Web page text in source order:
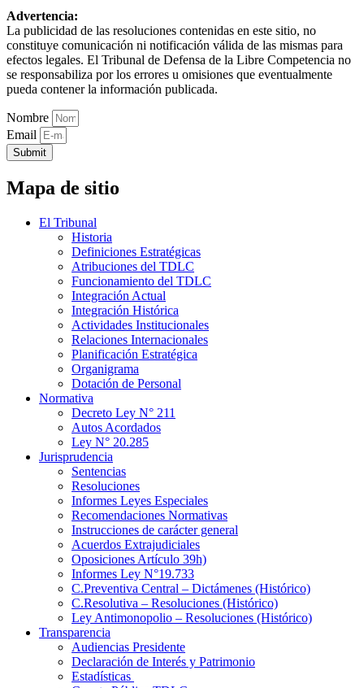
Advertencia:
La publicidad de las resoluciones contenidas en este sitio, no
constituye comunicación ni notificación válida de las mismas para
efectos legales. El Tribunal de Defensa de la Libre Competencia no
se responsabiliza por los errores u omisiones que eventualmente
pueda contener la información publicada.
Nombre
Email
Submit
Mapa de sitio
El Tribunal
Historia
Definiciones Estratégicas
Atribuciones del TDLC
Funcionamiento del TDLC
Integración Actual
Integración Histórica
Actividades Institucionales
Relaciones Internacionales
Planificación Estratégica
Organigrama
Dotación de Personal
Normativa
Decreto Ley N° 211
Autos Acordados
Ley N° 20.285
Jurisprudencia
Sentencias
Resoluciones
Informes Leyes Especiales
Recomendaciones Normativas
Instrucciones de carácter general
Acuerdos Extrajudiciales
Oposiciones Artículo 39h)
Informes Ley N°19.733
C.Preventiva Central – Dictámenes (Histórico)
C.Resolutiva – Resoluciones (Histórico)
Ley Antimonopolio – Resoluciones (Histórico)
Transparencia
Audiencias Presidente
Declaración de Interés y Patrimonio
Estadísticas